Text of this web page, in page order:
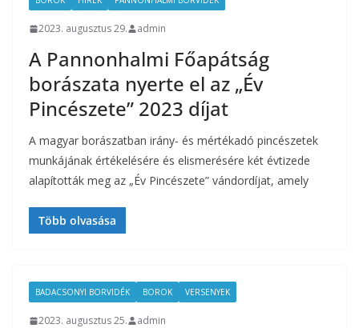
2023. augusztus 29. admin
A Pannonhalmi Főapátság
borászata nyerte el az „Év
Pincészete” 2023 díjat
A magyar borászatban irány- és mértékadó pincészetek
munkájának értékelésére és elismerésére két évtizede
alapították meg az „Év Pincészete” vándordíjat, amely
Több olvasása
BADACSONYI BORVIDÉK BOROK VERSENYEK
2023. augusztus 25. admin